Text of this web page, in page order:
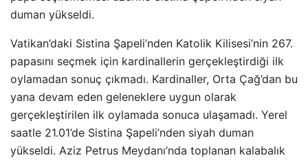
duman yükseldi.
Vatikan’daki Sistina Şapeli’nden Katolik Kilisesi’nin 267.
papasını seçmek için kardinallerin gerçekleştirdiği ilk
oylamadan sonuç çıkmadı. Kardinaller, Orta Çağ’dan bu
yana devam eden geleneklere uygun olarak
gerçekleştirilen ilk oylamada sonuca ulaşamadı. Yerel
saatle 21.01’de Sistina Şapeli’nden siyah duman
yükseldi. Aziz Petrus Meydanı’nda toplanan kalabalık